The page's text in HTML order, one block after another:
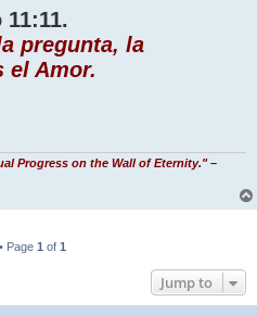
pregunta, la
el Amor.
Progress on the Wall of Eternity." –
Page 1 of 1
Jump to